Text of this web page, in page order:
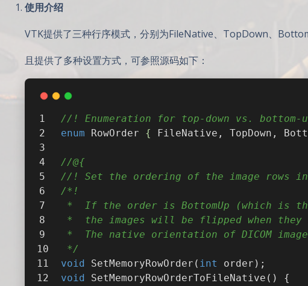
使用介绍
VTK提供了三种行序模式，分别为FileNative、TopDown、
且提供了多种设置方式，可参照源码如下：
//! Enumeration for top-down vs. bottom-
enum
RowOrder { FileNative, TopDown,
//@{
//! Set the ordering of the image rows in
/*!
*  If the order is BottomUp (which is
*  the images will be flipped when
*  The native orientation of DICOM
  */
void
SetMemoryRowOrder ( int order) ;
void
SetMemoryRowOrderToFileNative ()
{